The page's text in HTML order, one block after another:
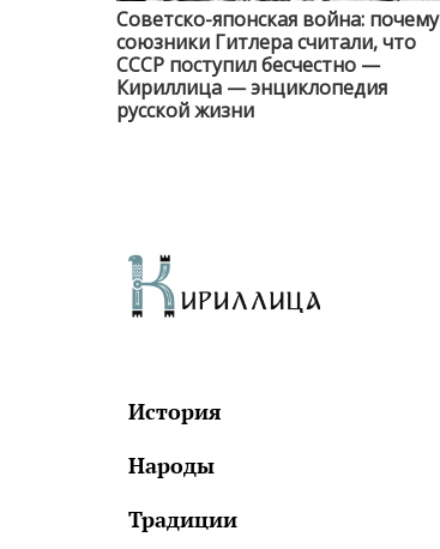
Советско-японская война: почему
союзники Гитлера считали, что
СССР поступил бесчестно —
Кириллица — энциклопедия
русской жизни
История
Народы
Традиции